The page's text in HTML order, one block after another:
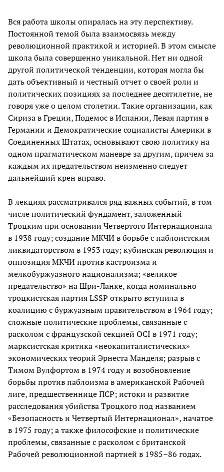
Вся работа школы опиралась на эту перспективу.
Постоянной темой была взаимосвязь между
революционной практикой и историей. В этом смысле
школа была совершенно уникальной. Нет ни одной
другой политической тенденции, которая могла бы
дать объективный и честный отчет о своей роли и
политических позициях за последнее десятилетие, не
говоря уже о целом столетии. Такие организации, как
Сириза в Греции, Подемос в Испании, Левая партия в
Германии и Демократические социалисты Америки в
Соединенных Штатах, основывают свою политику на
одном прагматическом маневре за другим, причем за
каждым их предательством неизменно следует
дальнейший крен вправо.
В лекциях рассматривался ряд важных событий, в том
числе политический фундамент, заложенный
Троцким при основании Четвертого Интернационала
в 1938 году; создание МКЧИ в борьбе с паблоистским
ликвидаторством в 1953 году; кубинская революция и
оппозиция МКЧИ против кастроизма и
мелкобуржуазного национализма; «великое
предательство» на Шри-Ланке, когда номинально
троцкистская партия LSSP открыто вступила в
коалицию с буржуазным правительством в 1964 году;
сложные политические проблемы, связанные с
расколом с французской секцией OCI в 1971 году;
марксистская критика «неокапиталистических»
экономических теорий Эрнеста Манделя; разрыв с
Тимом Вулфортом в 1974 году и возобновление
борьбы против паблоизма в американской Рабочей
лиге, предшественнице ПСР; истоки и развитие
расследования убийства Троцкого под названием
«Безопасность и Четвертый Интернационал», начатое
в 1975 году; а также философские и политические
проблемы, связанные с расколом с британской
Рабочей революционной партией в 1985–86 годах.